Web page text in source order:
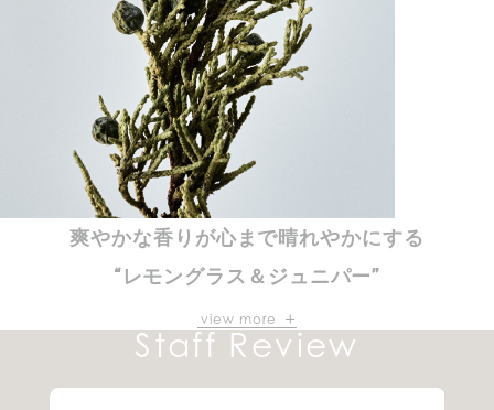
爽やかな香りが心まで晴れやかにする
“レモングラス＆ジュニパー”
みずみずしい清潔感あふれる
レモングラスの従来の香りに、
view more
Staff Review